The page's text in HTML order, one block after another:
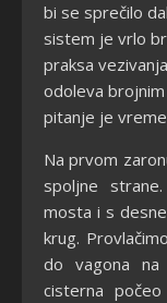
bi se sprečilo
sistem je vrlo
praksa
odoleva
pitanje je
Na prvom
spoljne
mosta i s
krug.
do vagona na
cisterna